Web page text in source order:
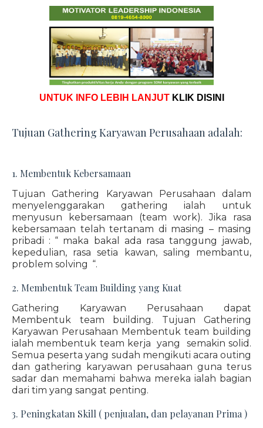
UNTUK INFO LEBIH LANJUT KLIK DISINI
Tujuan Gathering Karyawan Perusahaan adalah:
1. Membentuk Kebersamaan
Tujuan Gathering Karyawan Perusahaan dalam
menyelenggarakan gathering ialah untuk
menyusun kebersamaan (team work). Jika rasa
kebersamaan telah tertanam di masing – masing
pribadi : “ maka bakal ada rasa tanggung jawab,
kepedulian, rasa setia kawan, saling membantu,
problem solving “.
2. Membentuk Team Building yang Kuat
Gathering Karyawan Perusahaan dapat
Membentuk team building. Tujuan Gathering
Karyawan Perusahaan Membentuk team building
ialah membentuk team kerja yang semakin solid.
Semua peserta yang sudah mengikuti acara outing
dan gathering karyawan perusahaan guna terus
sadar dan memahami bahwa mereka ialah bagian
dari tim yang sangat penting.
3. Peningkatan Skill ( penjualan, dan pelayanan Prima )